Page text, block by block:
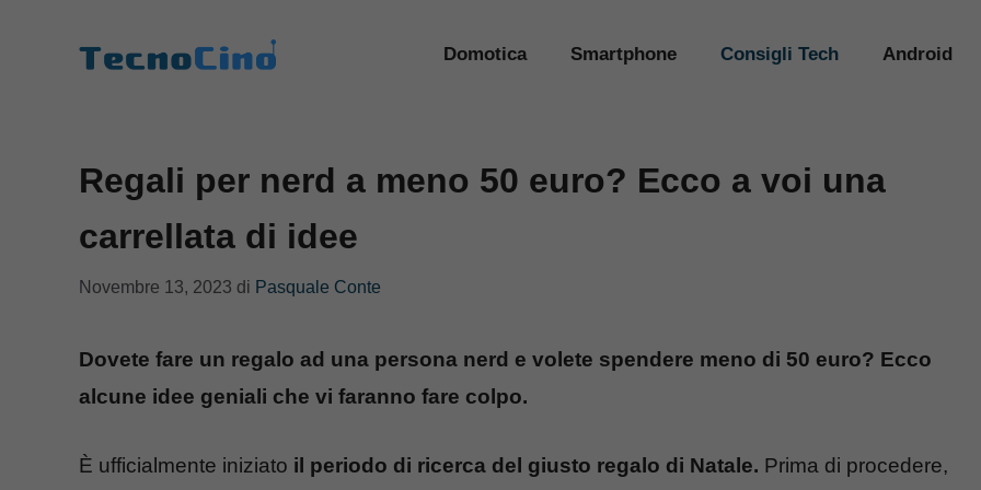
Domotica Smartphone Consigli Tech Android
Regali per nerd a meno 50 euro? Ecco a voi una
carrellata di idee
Novembre 13, 2023 di Pasquale Conte
Dovete fare un regalo ad una persona nerd e volete spendere meno di 50 euro? Ecco
alcune idee geniali che vi faranno fare colpo.
È ufficialmente iniziato il periodo di ricerca del giusto regalo di Natale. Prima di procedere,